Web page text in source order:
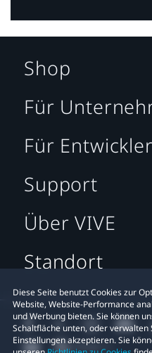
Diese Seite benutzt Cookies zur
Website, Website-Performance
und Werbung bieten. Sie können
Schaltfläche unten, oder
Einstellungen akzeptieren. Sie
Shop
Für
Für Entwickler
Support
Über VIVE
Standort